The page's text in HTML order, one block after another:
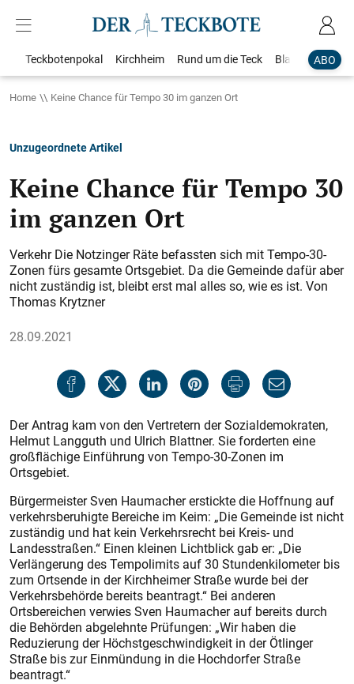
ABO
Teckbotenpokal Kirchheim Rund um die Teck Blaulicht
Home Keine Chance für Tempo 30 im ganzen Ort
Unzugeordnete Artikel
Keine Chance für Tempo 30
im ganzen Ort
Verkehr Die Notzinger Räte befassten sich mit Tempo-30-
Zonen fürs gesamte Ortsgebiet. Da die Gemeinde dafür aber
nicht zuständig ist, bleibt erst mal alles so, wie es ist. Von
Thomas Krytzner
28.09.2021
Der Antrag kam von den Vertretern der Sozialdemokraten,
Helmut Langguth und Ulrich Blattner. Sie forderten eine
großflächige Einführung von Tempo-30-­Zonen im
Ortsgebiet.
Bürgermeister Sven Haumacher erstickte die Hoffnung auf
verkehrsberuhigte Bereiche im Keim: „Die Gemeinde ist nicht
zuständig und hat kein Verkehrsrecht bei Kreis- und
Landesstraßen.“ Einen kleinen Lichtblick gab er: „Die
Verlängerung des Tempolimits auf 30 Stundenkilometer bis
zum Ortsende in der Kirchheimer Straße wurde bei der
Verkehrsbehörde bereits beantragt.“ Bei anderen
Ortsbereichen verwies Sven Haumacher auf bereits durch
die Behörden abgelehnte Prüfungen: „Wir haben die
Reduzierung der Höchstgeschwindigkeit in der Ötlinger
Straße bis zur Einmündung in die Hochdorfer Straße
beantragt.“